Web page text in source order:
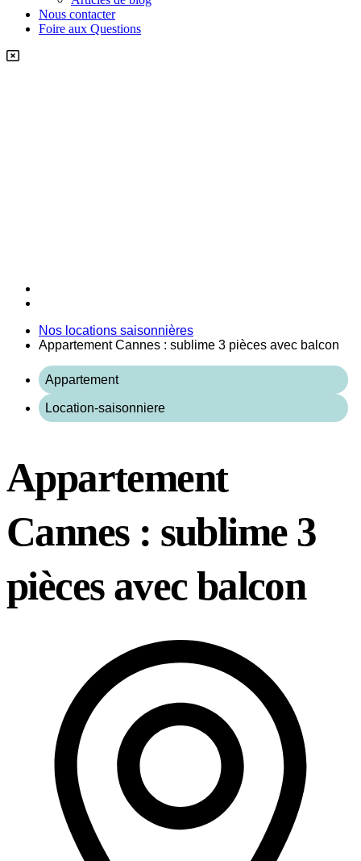
Nous contacter
Foire aux Questions
Nos locations saisonnières
Appartement Cannes : sublime 3 pièces avec balcon
Appartement
Location-saisonniere
Appartement
Cannes : sublime 3
pièces avec balcon